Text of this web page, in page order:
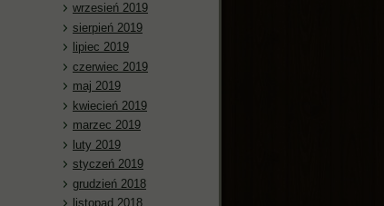
wrzesień 2019
sierpień 2019
lipiec 2019
czerwiec 2019
maj 2019
kwiecień 2019
marzec 2019
luty 2019
styczeń 2019
grudzień 2018
listopad 2018